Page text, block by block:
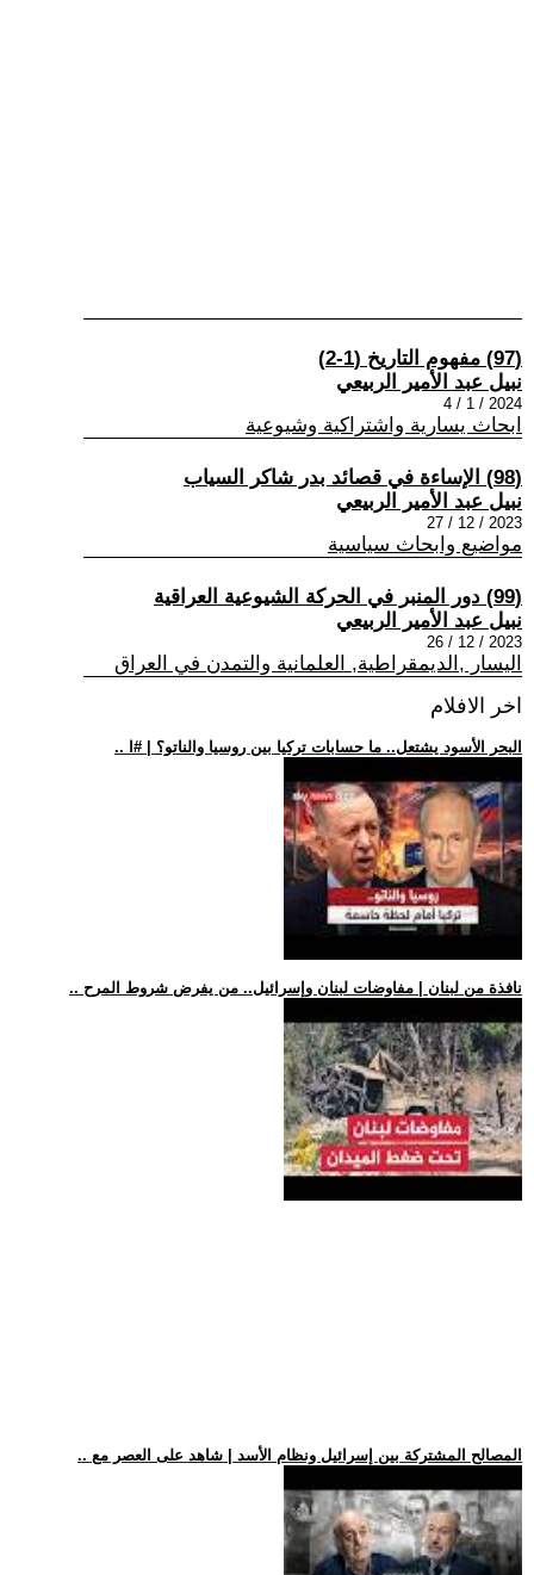
(97) مفهوم التاريخ (1-2)
نبيل عبد الأمير الربيعي
2024 / 1 / 4
ابحاث يسارية واشتراكية وشيوعية
(98) الإساءة في قصائد بدر شاكر السياب
نبيل عبد الأمير الربيعي
2023 / 12 / 27
مواضيع وابحاث سياسية
(99) دور المنبر في الحركة الشيوعية العراقية
نبيل عبد الأمير الربيعي
2023 / 12 / 26
اليسار ,الديمقراطية, العلمانية والتمدن في العراق
اخر الافلام
.. البحر الأسود يشتعل.. ما حسابات تركيا بين روسيا والناتو؟ | #ا
.. نافذة من لبنان | مفاوضات لبنان وإسرائيل.. من يفرض شروط المرح
.. المصالح المشتركة بين إسرائيل ونظام الأسد | شاهد على العصر مع